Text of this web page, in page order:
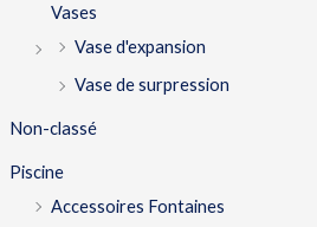
Vases
Vase d'expansion
Vase de surpression
Non-classé
Piscine
Accessoires Fontaines